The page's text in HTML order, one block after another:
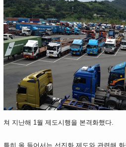
쳐 지난해 1월 제도시행을 본격화했다.
특히 올 들어서는 선진화 제도와 관련해